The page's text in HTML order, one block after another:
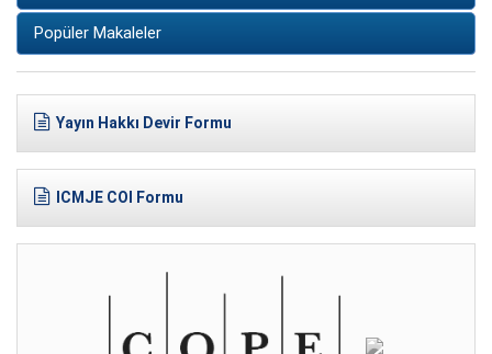
Popüler Makaleler
Yayın Hakkı Devir Formu
ICMJE COI Formu